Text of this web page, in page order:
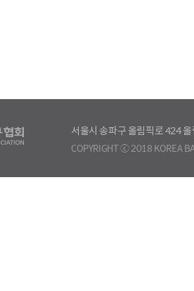
서울시 송파구 올림픽로 424
COPYRIGHT ⓒ 2018 KOREA